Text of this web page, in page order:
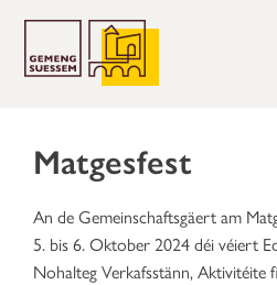
Matgesfest
An de Gemeinschaftsgäert am
5. bis 6. Oktober 2024 déi véiert
Nohalteg Verkafsstänn, Aktivitéite